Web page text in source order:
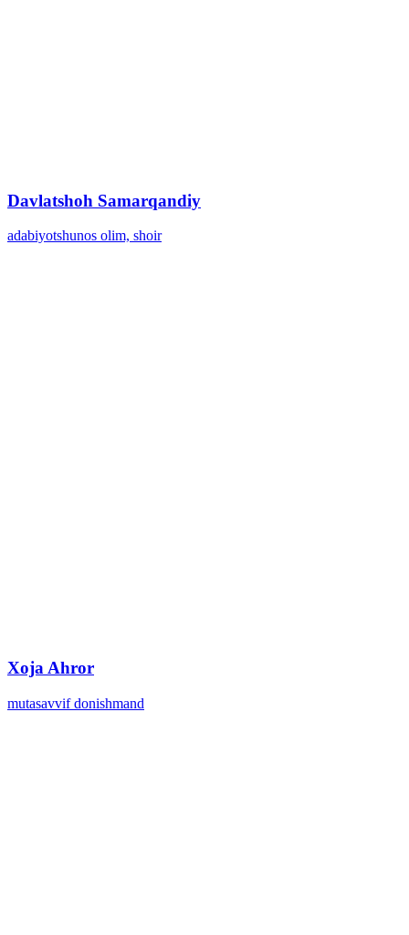
Davlatshoh Samarqandiy
adabiyotshunos olim, shoir
Xoja Ahror
mutasavvif donishmand